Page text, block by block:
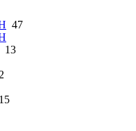
47
13